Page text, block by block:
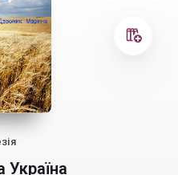
Україна